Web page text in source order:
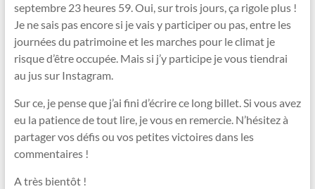
septembre 23 heures 59. Oui, sur trois jours, ça rigole plus !
Je ne sais pas encore si je vais y participer ou pas, entre les
journées du patrimoine et les marches pour le climat je
risque d’être occupée. Mais si j’y participe je vous tiendrai
au jus sur Instagram.
Sur ce, je pense que j’ai fini d’écrire ce long billet. Si vous avez
eu la patience de tout lire, je vous en remercie. N’hésitez à
partager vos défis ou vos petites victoires dans les
commentaires !
A très bientôt !